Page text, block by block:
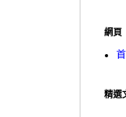
網頁
精選